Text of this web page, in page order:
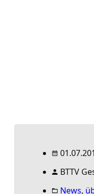
BTTV
News,